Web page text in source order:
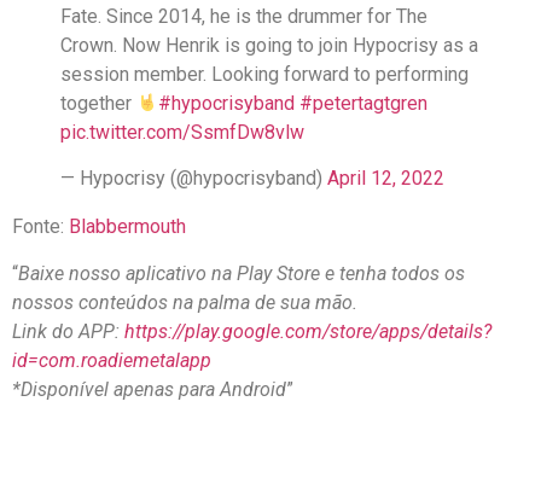
Fate. Since 2014, he is the drummer for The
Crown. Now Henrik is going to join Hypocrisy as a
session member. Looking forward to performing
together
#hypocrisyband #petertagtgren
pic.twitter.com/SsmfDw8vlw
— Hypocrisy (@hypocrisyband) April 12, 2022
Fonte: Blabbermouth
“Baixe nosso aplicativo na Play Store e tenha todos os
nossos conteúdos na palma de sua mão.
Link do APP: https://play.google.com/store/apps/details?
id=com.roadiemetalapp
*Disponível apenas para Android”